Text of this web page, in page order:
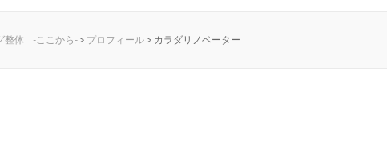
整体 -ここから-> プロフィール > カラダリノベーター